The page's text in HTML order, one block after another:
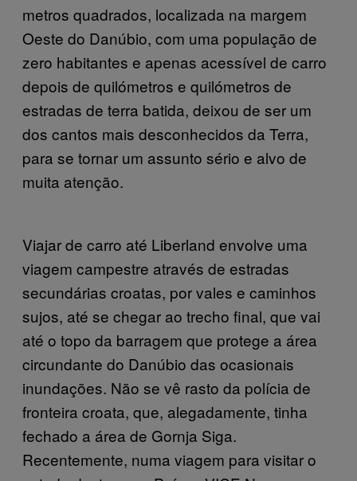
metros quadrados, localizada na margem
Oeste do Danúbio, com uma população de
zero habitantes e apenas acessível de carro
depois de quilómetros e quilómetros de
estradas de terra batida, deixou de ser um
dos cantos mais desconhecidos da Terra,
para se tornar um assunto sério e alvo de
muita atenção.
Viajar de carro até Liberland envolve uma
viagem campestre através de estradas
secundárias croatas, por vales e caminhos
sujos, até se chegar ao trecho final, que vai
até o topo da barragem que protege a área
circundante do Danúbio das ocasionais
inundações. Não se vê rasto da polícia de
fronteira croata, que, alegadamente, tinha
fechado a área de Gornja Siga.
Recentemente, numa viagem para visitar o